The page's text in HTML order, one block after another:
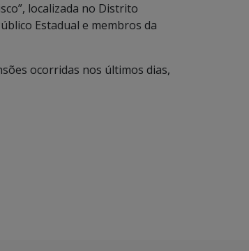
localizada no Distrito
Estadual e membros da
ocorridas nos últimos dias,